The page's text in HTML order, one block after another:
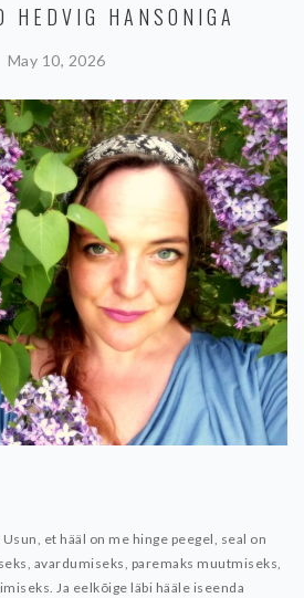
HEDVIG HANSONIGA
May 10, 2026
Usun, et hääl on me hinge peegel, seal on
avardumiseks, paremaks muutmiseks,
Ja eelkõige läbi hääle iseenda